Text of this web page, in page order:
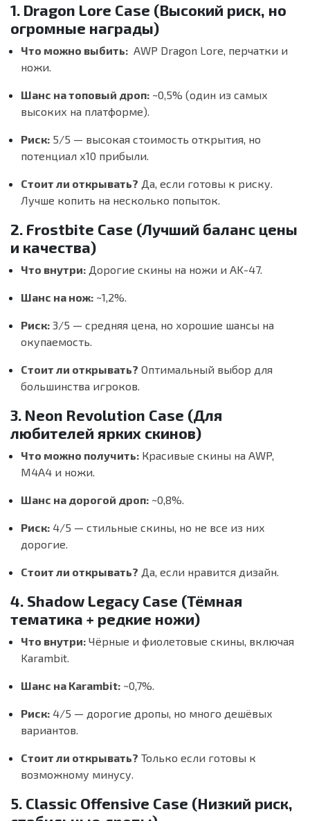
1. Dragon Lore Case (Высокий риск, но
огромные награды)
Что можно выбить: AWP Dragon Lore, перчатки и
ножи.
Шанс на топовый дроп: ~0,5% (один из самых
высоких на платформе).
Риск: 5/5 — высокая стоимость открытия, но
потенциал х10 прибыли.
Стоит ли открывать? Да, если готовы к риску.
Лучше копить на несколько попыток.
2. Frostbite Case (Лучший баланс цены
и качества)
Что внутри: Дорогие скины на ножи и AK-47.
Шанс на нож: ~1,2%.
Риск: 3/5 — средняя цена, но хорошие шансы на
окупаемость.
Стоит ли открывать? Оптимальный выбор для
большинства игроков.
3. Neon Revolution Case (Для
любителей ярких скинов)
Что можно получить: Красивые скины на AWP,
M4A4 и ножи.
Шанс на дорогой дроп: ~0,8%.
Риск: 4/5 — стильные скины, но не все из них
дорогие.
Стоит ли открывать? Да, если нравится дизайн.
4. Shadow Legacy Case (Тёмная
тематика + редкие ножи)
Что внутри: Чёрные и фиолетовые скины, включая
Karambit.
Шанс на Karambit: ~0,7%.
Риск: 4/5 — дорогие дропы, но много дешёвых
вариантов.
Стоит ли открывать? Только если готовы к
возможному минусу.
5. Classic Offensive Case (Низкий риск,